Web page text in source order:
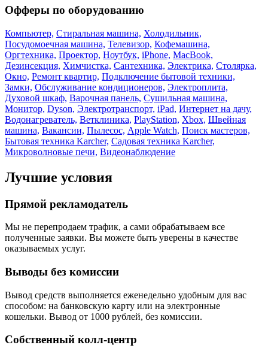
Офферы по оборудованию
Компьютер, Стиральная машина, Холодильник,
Посудомоечная машина, Телевизор, Кофемашина,
Оргтехника, Проектор, Ноутбук, iPhone, MacBook,
Дезинсекция, Химчистка, Сантехника, Электрика, Столярка,
Окно, Ремонт квартир, Подключение бытовой техники,
Замки, Обслуживание кондиционеров, Электроплита,
Духовой шкаф, Варочная панель, Сушильная машина,
Монитор, Dyson, Электротранспорт, iPad, Интернет на дачу,
Водонагреватель, Ветклиника, PlayStation, Xbox, Швейная
машина, Вакансии, Пылесос, Apple Watch, Поиск мастеров,
Бытовая техника Karcher, Садовая техника Karcher,
Микроволновые печи, Видеонаблюдение
Лучшие условия
Прямой рекламодатель
Мы не перепродаем трафик, а сами обрабатываем все
полученные заявки. Вы можете быть уверены в качестве
оказываемых услуг.
Выводы без комиссии
Вывод средств выполняется еженедельно удобным для вас
способом: на банковскую карту или на электронные
кошельки. Вывод от 1000 рублей, без комиссии.
Собственный колл-центр